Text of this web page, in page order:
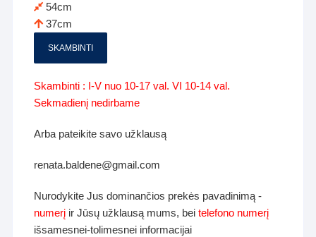
54cm
37cm
SKAMBINTI
Skambinti : I-V nuo 10-17 val. VI 10-14 val.
Sekmadienį nedirbame
Arba pateikite savo užklausą
renata.baldene@gmail.com
Nurodykite Jus dominančios prekės pavadinimą -
numerį ir Jūsų užklausą mums, beitelefono numerį
išsamesnei-tolimesnei informacijai